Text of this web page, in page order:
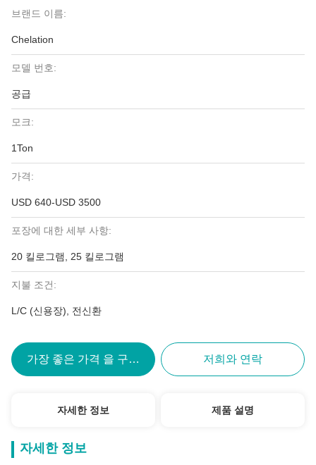
브랜드 이름:
Chelation
모델 번호:
공급
모크:
1Ton
가격:
USD 640-USD 3500
포장에 대한 세부 사항:
20 킬로그램, 25 킬로그램
지불 조건:
L/C (신용장), 전신환
가장 좋은 가격 을 구하라 저희와 연락
자세한 정보 제품 설명
자세한 정보